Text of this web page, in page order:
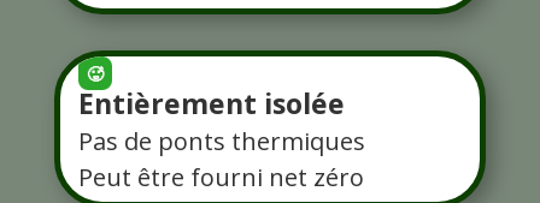
🥵
Entièrement isolée
Pas de ponts thermiques
Peut être fourni net zéro